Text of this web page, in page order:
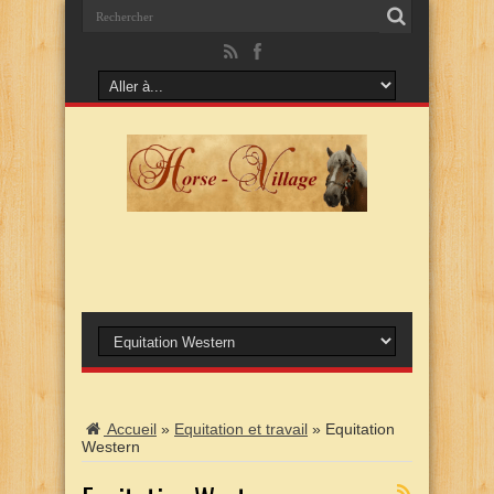
Accueil » Equitation et travail » Equitation
Western